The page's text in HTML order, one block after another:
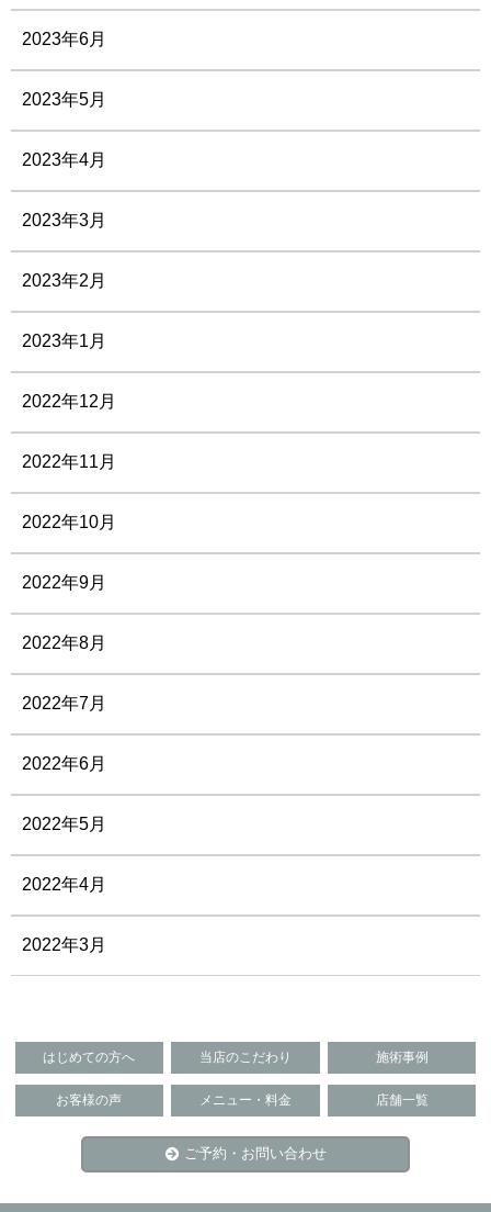
2023年6月
2023年5月
2023年4月
2023年3月
2023年2月
2023年1月
2022年12月
2022年11月
2022年10月
2022年9月
2022年8月
2022年7月
2022年6月
2022年5月
2022年4月
2022年3月
はじめての方へ 当店のこだわり 施術事例
お客様の声 メニュー・料金 店舗一覧
ご予約・お問い合わせ